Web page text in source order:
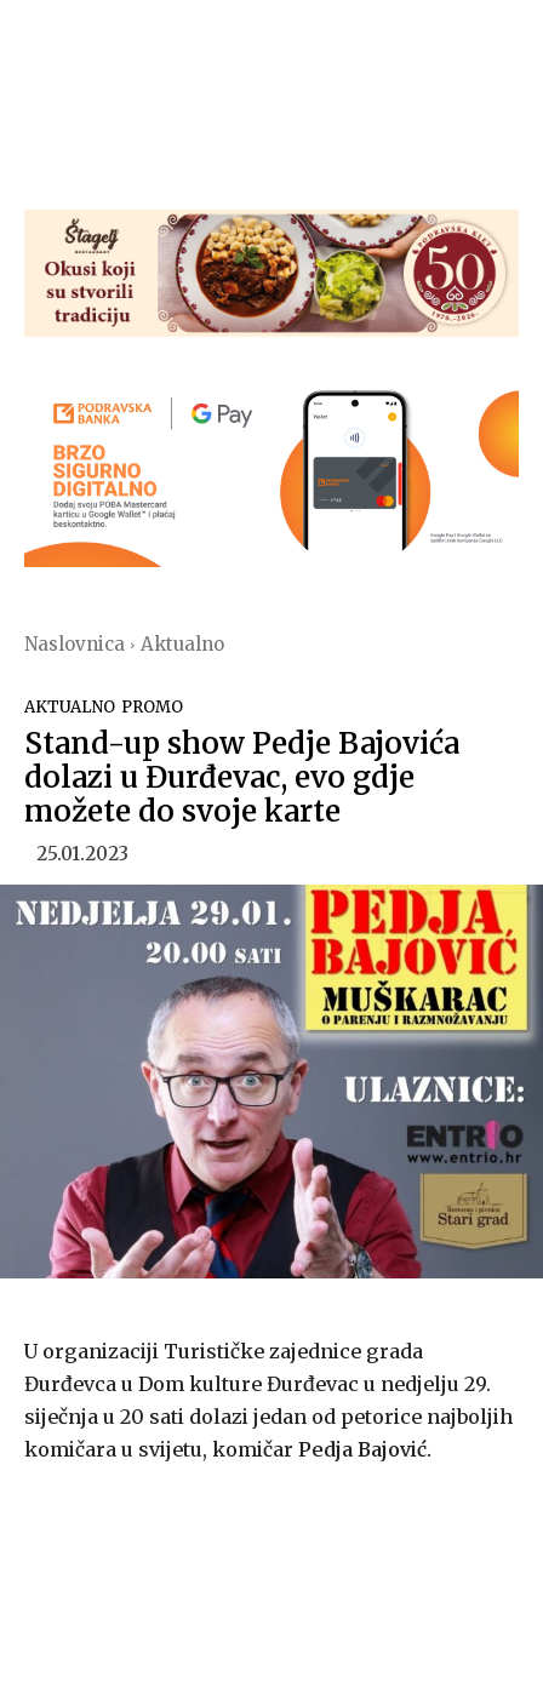
Naslovnica Aktualno
AKTUALNO PROMO
Stand-up show Pedje Bajovića
dolazi u Đurđevac, evo gdje
možete do svoje karte
25.01.2023
U organizaciji Turističke zajednice grada
Đurđevca u Dom kulture Đurđevac u nedjelju 29.
siječnja u 20 sati dolazi jedan od petorice najboljih
komičara u svijetu, komičar Pedja Bajović.